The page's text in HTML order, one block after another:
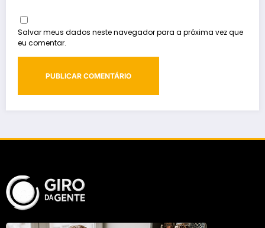
Salvar meus dados neste navegador para a próxima vez que
eu comentar.